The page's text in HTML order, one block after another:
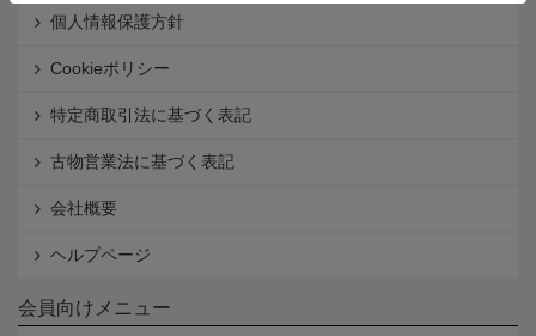
個人情報保護方針
Cookieポリシー
特定商取引法に基づく表記
古物営業法に基づく表記
会社概要
ヘルプページ
会員向けメニュー